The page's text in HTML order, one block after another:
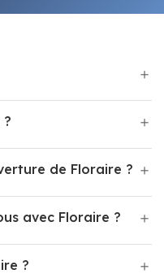
de Floraire ?
avec Floraire ?
?